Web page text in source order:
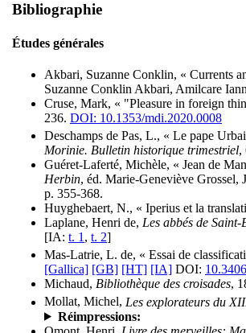
Bibliographie
Études générales
Akbari, Suzanne Conklin, « Currents
Suzanne Conklin Akbari, Amilcare
Cruse, Mark, « "Pleasure in foreign
236. DOI: 10.1353/mdi.2020.0008
Deschamps de Pas, L., « Le pape
Morinie. Bulletin historique trimestriel,
Guéret-Laferté, Michèle, « Jean de
Herbin, éd. Marie-Geneviève Grossel,
p. 355-368.
Huyghebaert, N., « Iperius et la
Laplane, Henri de, Les abbés de
[IA: t. 1 , t. 2]
Mas-Latrie, L. de, « Essai de
[Gallica] [GB] [HT] [IA] DOI:
Michaud, Bibliothèque des croisades,
Mollat, Michel, Les explorateurs du
Réimpressions: